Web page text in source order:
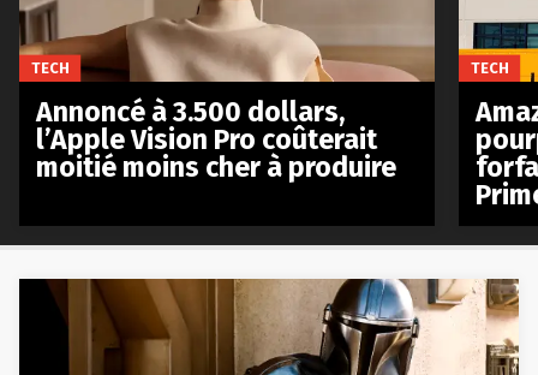
TECH
Annoncé à 3.500 dollars,
l’Apple Vision Pro coûterait
moitié moins cher à produire
TECH